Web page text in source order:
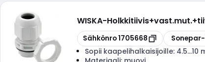
WISKA-
Kopioi
Sähkönro1705668 Kopioi
Sopii kaapelihalkaisijoille: 4.5...10